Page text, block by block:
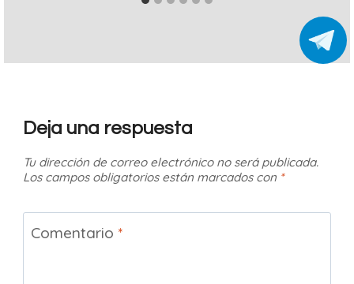
Deja una respuesta
Tu dirección de correo electrónico no será publicada.
Los campos obligatorios están marcados con *
Comentario *